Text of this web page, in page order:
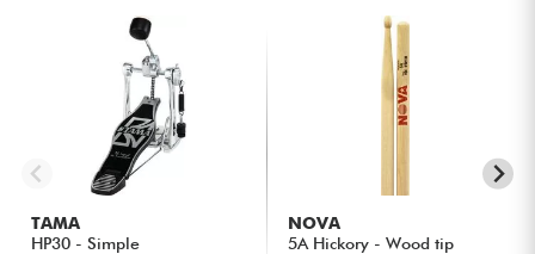
TAMA
HP30 - Simple
NOVA
5A Hickory - Wood tip